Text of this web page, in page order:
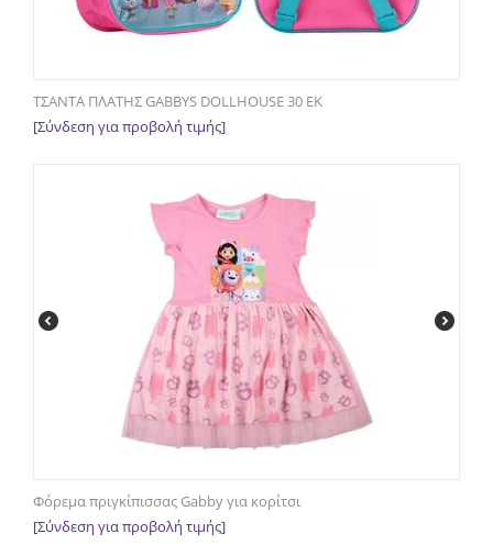
ΤΣΑΝΤΑ ΠΛΑΤΗΣ GABBYS DOLLHOUSE 30 ΕΚ
[Σύνδεση για προβολή τιμής]
Φόρεμα πριγκίπισσας Gabby για κορίτσι
[Σύνδεση για προβολή τιμής]